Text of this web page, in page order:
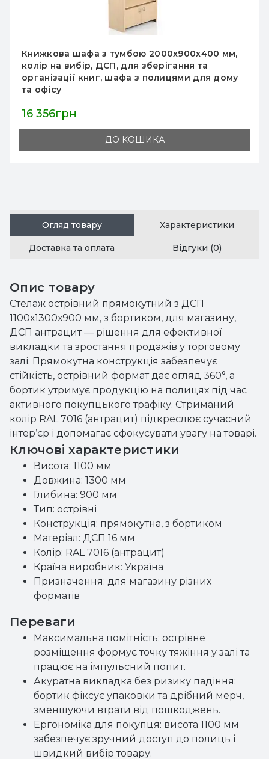
Металевий стелаж з хромованої труби
2000х900х400 мм, без тумби, колір на вибір,
для магазинів та складів, виготовлення 5 днів
20 049грн
ДО КОШИКА
Огляд товару Характеристики
Доставка та оплата Відгуки (0)
Опис товару
Стелаж острівний прямокутний з ДСП
1100х1300х900 мм, з бортиком, для магазину,
ДСП антрацит — рішення для ефективної
викладки та зростання продажів у торговому
залі. Прямокутна конструкція забезпечує
стійкість, острівний формат дає огляд 360°, а
бортик утримує продукцію на полицях під час
активного покупцького трафіку. Стриманий
колір RAL 7016 (антрацит) підкреслює сучасний
інтер’єр і допомагає сфокусувати увагу на товарі.
Ключові характеристики
Висота: 1100 мм
Довжина: 1300 мм
Глибина: 900 мм
Тип: острівні
Конструкція: прямокутна, з бортиком
Матеріал: ДСП 16 мм
Колір: RAL 7016 (антрацит)
Країна виробник: Україна
Призначення: для магазину різних
форматів
Переваги
Максимальна помітність: острівне
розміщення формує точку тяжіння у залі та
працює на імпульсний попит.
Акуратна викладка без ризику падіння:
бортик фіксує упаковки та дрібний мерч,
зменшуючи втрати від пошкоджень.
Ергономіка для покупця: висота 1100 мм
забезпечує зручний доступ до полиць і
швидкий вибір товару.